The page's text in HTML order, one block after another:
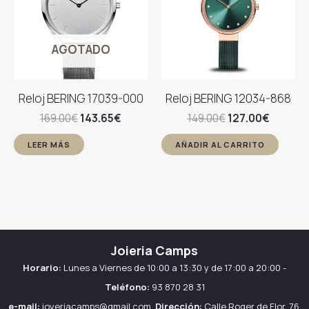
AGOTADO
Reloj BERING 17039-000
169.00€El
original
era:
143.65€
LEER MÁS
Reloj BERING 12034-868
149.00€ El
precio
original
era:
127.00€El
precio
actual
es:
AÑADIR AL CARRITO
Joieria Camps
Horario: Lunes a Viernes de 10:00 a 13:30 y de 17:00 a 20:00 -
Teléfono: 93 870 28 31